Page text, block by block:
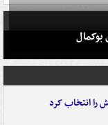
را انتخاب کرد